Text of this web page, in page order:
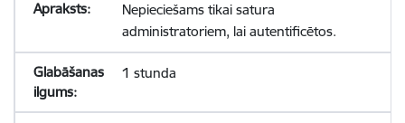
Nepieciešams tikai satura
administratoriem, lai autentificētos.
1 stunda